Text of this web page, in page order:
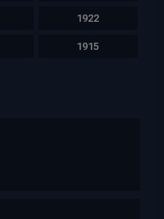
1922
1915